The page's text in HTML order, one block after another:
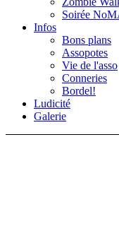
Soirée
Infos
Bons plans
Assopotes
Vie de l'asso
Conneries
Bordel!
Ludicité
Galerie